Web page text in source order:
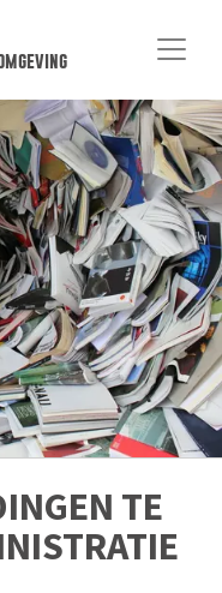
TE